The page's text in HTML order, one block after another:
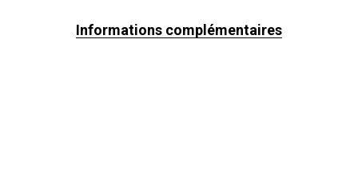
Informations complémentaires